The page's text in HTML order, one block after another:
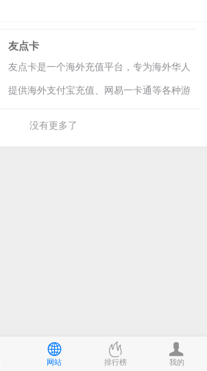
友点卡
友点卡是一个海外充值平台，专为海外华人
提供海外支付宝充值、网易一卡通等各种游
没有更多了
网站 排行榜 我的